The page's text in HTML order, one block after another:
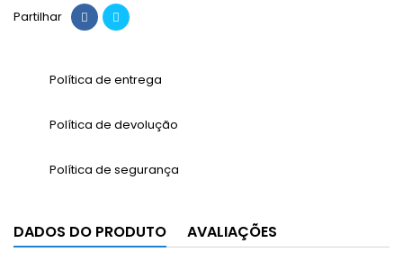
Partilhar
Política de entrega
Política de devolução
Política de segurança
DADOS DO PRODUTO AVALIAÇÕES